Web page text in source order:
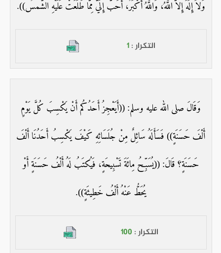
وَلاَ إِلَهَ إِلاَّ اللَّهُ، وَاللَّهُ أَكْبَرُ، أَحَبُّ إِلَيَّ مِمَّا طَلَعَتْ عَلَيْهِ الشَّمسُ)).
التكرار :1
وَقَالَ صلى الله عليه وسلم: ((أَيَعْجِزُ أَحَدُكُم أَنْ يَكْسِبَ كُلَّ يَوْمٍ
أَلْفَ حَسَنَةٍ)) فَسَأَلَهُ سَائِلٌ مِنْ جُلَسَائِهِ كَيْفَ يَكْسِبُ أَحَدُنَا أَلْفَ
حَسَنَةٍ؟ قَالَ: ((يُسَبِّحُ مِائَةَ تَسْبِيحَةٍ، فَيُكتَبُ لَهُ أَلْفُ حَسَنَةٍ أَوْ
يُحَطُّ عَنْهُ أَلْفُ خَطِيئَةٍ)).
التكرار : 100